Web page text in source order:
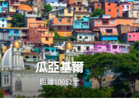
瓜亞基爾
距離100公里